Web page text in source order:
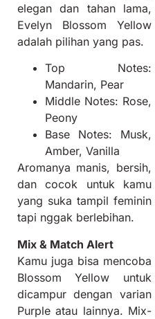
elegan dan tahan lama,
Evelyn Blossom Yellow
adalah pilihan yang pas.
Top Notes:
Mandarin, Pear
Middle Notes: Rose,
Peony
Base Notes: Musk,
Amber, Vanilla
Aromanya manis, bersih,
dan cocok untuk kamu
yang suka tampil feminin
tapi nggak berlebihan.
Mix & Match Alert
Kamu juga bisa mencoba
Blossom Yellow untuk
dicampur dengan varian
Purple atau lainnya. Mix-